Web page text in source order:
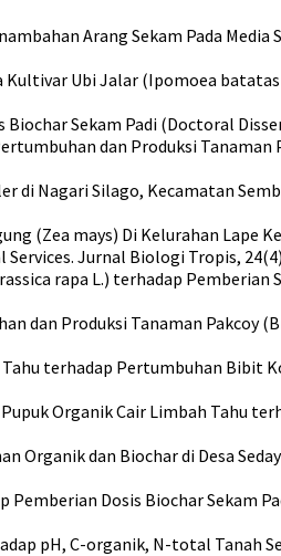
Arang Sekam Pada Media
Ubi Jalar (Ipomoea batatas
Sekam Padi (Doctoral
dan Produksi Tanaman
di Nagari Silago, Kecamatan
(Zea mays) Di Kelurahan Lape
Jurnal Biologi Tropis,
rapa L.) terhadap
dan Produksi Tanaman Pakcoy
terhadap Pertumbuhan Bibit
Organik Cair Limbah Tahu
Organik dan Biochar di Desa
Pemberian Dosis Biochar Sekam
pH, C-organik, N-total Tanah